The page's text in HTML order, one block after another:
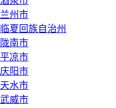
兰州市
临夏回族自治州
陇南市
平凉市
庆阳市
天水市
武威市